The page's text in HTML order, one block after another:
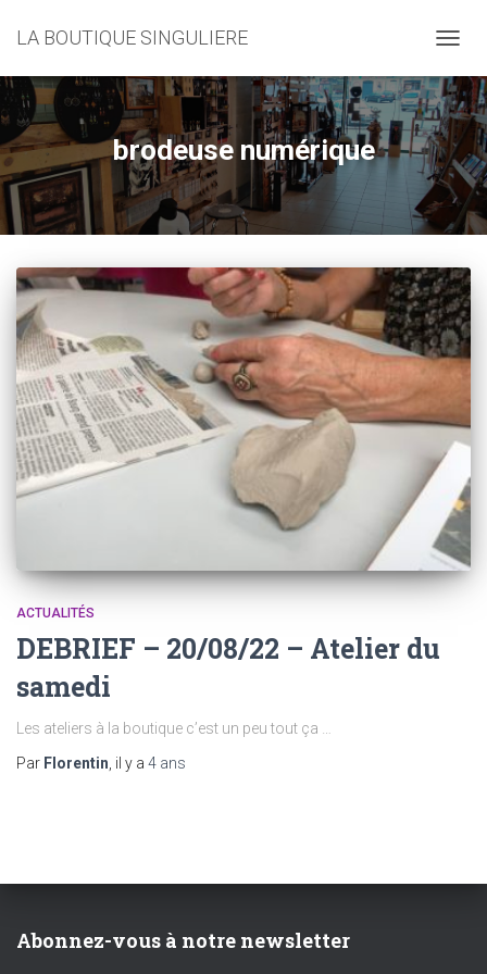
LA BOUTIQUE SINGULIERE
LA
brodeuse numérique
ACTUALITÉS
DEBRIEF – 20/08/22 – Atelier du
samedi
Les ateliers à la boutique c’est un peu tout ça …
Par Florentin , il y a 4 ans
Abonnez-vous à notre newsletter